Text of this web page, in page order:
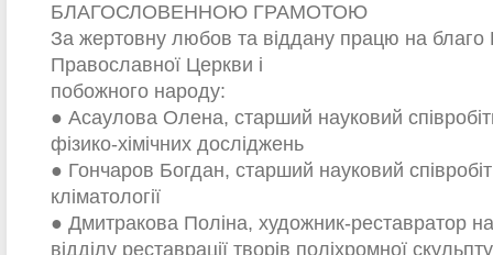
БЛАГОСЛОВЕННОЮ ГРАМОТОЮ
За жертовну любов та віддану працю на благо
Православної Церкви і
побожного народу:
● Асаулова Олена, старший науковий
фізико-хімічних досліджень
● Гончаров Богдан, старший науковий
кліматології
● Дмитракова Поліна, художник-реставратор
відділу реставрації творів поліхромної